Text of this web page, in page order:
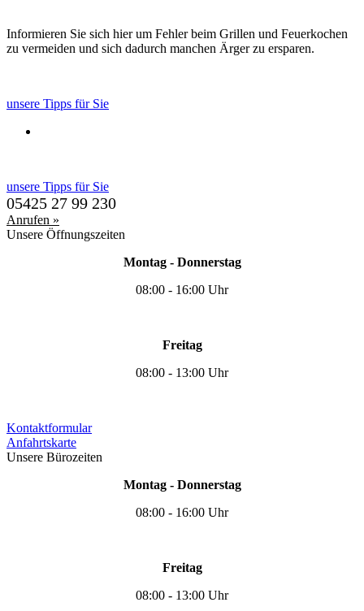
Informieren Sie sich hier um Fehler beim Grillen und Feuerkochen
zu vermeiden und sich dadurch manchen Ärger zu ersparen.
unsere Tipps für Sie
unsere Tipps für Sie
05425 27 99 230
Anrufen »
Unsere Öffnungszeiten
Montag - Donnerstag
08:00 - 16:00 Uhr
Freitag
08:00 - 13:00 Uhr
Kontaktformular
Anfahrtskarte
Unsere Bürozeiten
Montag - Donnerstag
08:00 - 16:00 Uhr
Freitag
08:00 - 13:00 Uhr